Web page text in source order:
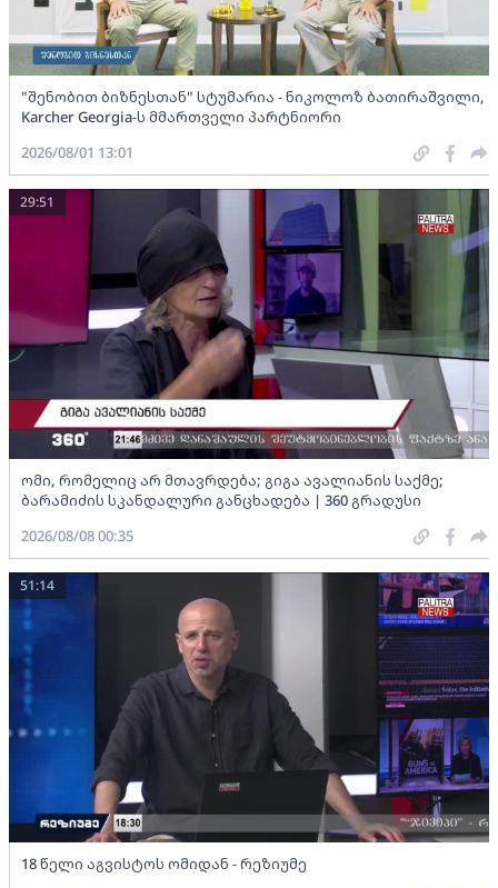
"შენობით ბიზნესთან" სტუმარია - ნიკოლოზ ბათირაშვილი,
Karcher Georgia-ს მმართველი პარტნიორი
2026/08/01 13:01
ომი, რომელიც არ მთავრდება; გიგა ავალიანის საქმე;
ბარამიძის სკანდალური განცხადება | 360 გრადუსი
29:51
2026/08/08 00:35
18 წელი აგვისტოს ომიდან - რეზიუმე
51:14